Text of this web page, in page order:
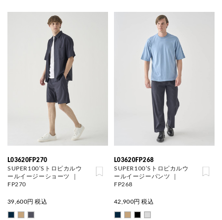
L03620FP270
SUPER100’Sトロピカルウ
ールイージーショーツ ｜
FP270
39,600円 税込
L03620FP268
SUPER100’Sトロピカルウ
ールイージーパンツ ｜
FP268
42,900円 税込